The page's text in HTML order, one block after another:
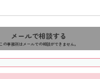
メールで相談する
この事務所はメールでの相談ができません。